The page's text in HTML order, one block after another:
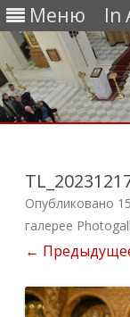
Меню In
Опубликовано
галерее
←